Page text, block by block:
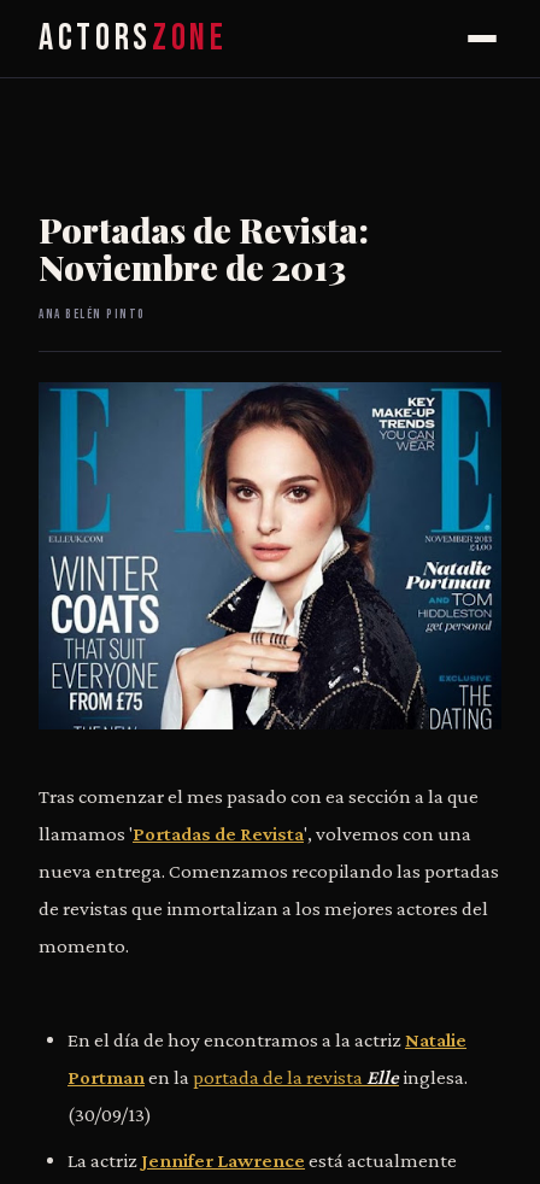
ACTORSZONE
Portadas de Revista:
Noviembre de 2013
Ana Belén Pinto
Tras comenzar el mes pasado con ea sección a la que
llamamos 'Portadas de Revista', volvemos con una
nueva entrega. Comenzamos recopilando las portadas
de revistas que inmortalizan a los mejores actores del
momento.
En el día de hoy encontramos a la actrizNatalie
Portmanen la portada de la revista Elleinglesa.
(30/09/13)
La actriz Jennifer Lawrence está actualmente